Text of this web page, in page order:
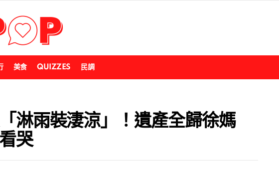
美食 QUIZZES 民調
淋雨裝淒涼」！遺產全歸徐媽
哭